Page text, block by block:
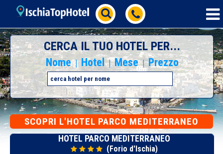
CERCA IL TUO HOTEL PER...
Nome | Hotel | Mese | Prezzo
SCOPRI L'HOTEL PARCO MEDITERRANEO
HOTEL PARCO MEDITERRANEO
(Forio d'Ischia)